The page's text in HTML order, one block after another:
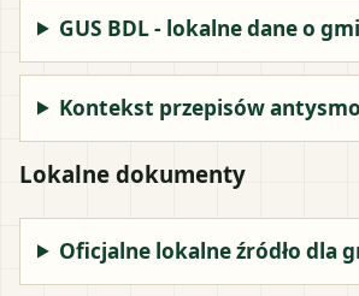
GUS BDL - lokalne dane o
Kontekst przepisów
Lokalne dokumenty
Oficjalne lokalne źródło dla